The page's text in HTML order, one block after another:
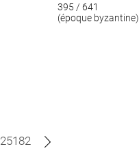
395 / 641
(époque byzantine)
25182